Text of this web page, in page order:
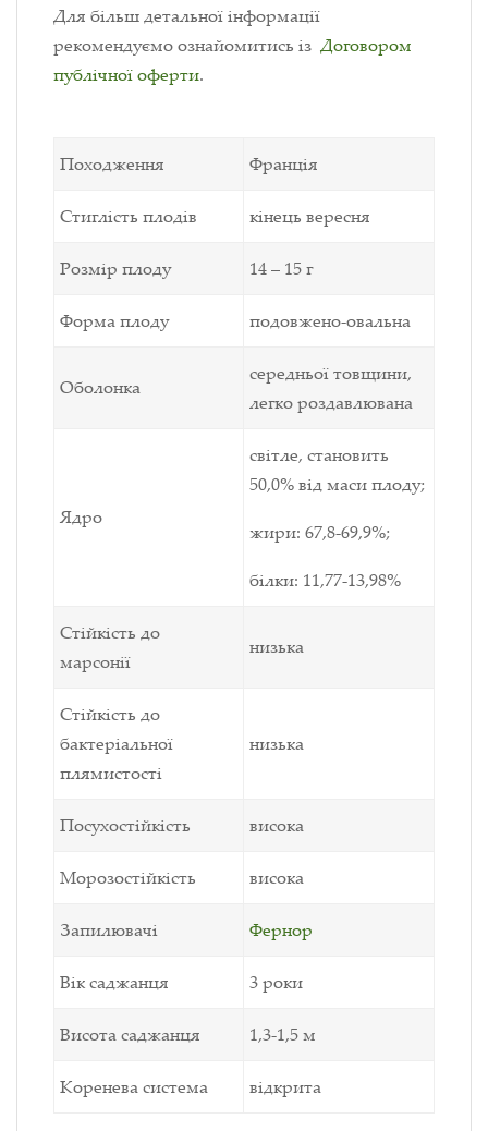
Для більш детальної інформації
рекомендуємо ознайомитись із Договором
публічної оферти.
Походження Франція
Стиглість плодів кінець вересня
Розмір плоду 14 – 15 г
Форма плоду подовжено-овальна
Оболонка
середньої товщини,
легко роздавлювана
Ядро
світле, становить
50,0% від маси плоду;
жири: 67,8-69,9%;
білки: 11,77-13,98%
Стійкість до
марсонії
низька
Стійкість до
бактеріальної
плямистості
низька
Посухостійкість висока
Морозостійкість висока
Запилювачі Фернор
Вік саджанця 3 роки
Висота саджанця 1,3-1,5 м
Коренева система відкрита